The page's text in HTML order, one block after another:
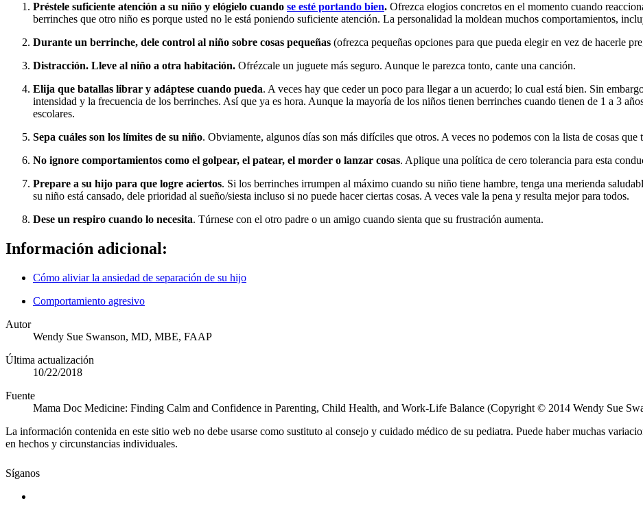
Préstele suficiente atención a su niño y elógielo cuando se esté portando bien. Ofrezca elogios concretos en el momento cuando
berrinches que otro niño es porque usted no le está poniendo suficiente atención. La personalidad la moldean muchos comportamientos,
Durante un berrinche, dele control al niño sobre cosas pequeñas (ofrezca pequeñas opciones para que pueda elegir en vez de hacerle
Distracción. Lleve al niño a otra habitación. Ofrézcale un juguete más seguro. Aunque le parezca tonto, cante una canción.
Elija que batallas librar y adáptese cuando pueda. A veces hay que ceder un poco para llegar a un acuerdo; lo cual está bien. Sin
intensidad y la frecuencia de los berrinches. Así que ya es hora. Aunque la mayoría de los niños tienen berrinches cuando tienen de 1 a 3
escolares.
Sepa cuáles son los límites de su niño. Obviamente, algunos días son más difíciles que otros. A veces no podemos con la lista de cosas que
No ignore comportamientos como el golpear, el patear, el morder o lanzar cosas. Aplique una política de cero tolerancia para esta
Prepare a su hijo para que logre aciertos. Si los berrinches irrumpen al máximo cuando su niño tiene hambre, tenga una merienda
su niño está cansado, dele prioridad al sueño/siesta incluso si no puede hacer ciertas cosas. A veces vale la pena y resulta mejor para todos.
Dese un respiro cuando lo necesita. Túrnese con el otro padre o un amigo cuando sienta que su frustración aumenta.
Información adicional:
Cómo aliviar la ansiedad de separación de su hijo
Comportamiento agresivo
Autor
Wendy Sue Swanson, MD, MBE, FAAP
Última actualización
10/22/2018
Fuente
Mama Doc Medicine: Finding Calm and Confidence in Parenting, Child Health, and Work-Life Balance (Copyright © 2014 Wendy Sue
La información contenida en este sitio web no debe usarse como sustituto al consejo y cuidado médico de su pediatra. Puede haber muchas
en hechos y circunstancias individuales.
Síganos